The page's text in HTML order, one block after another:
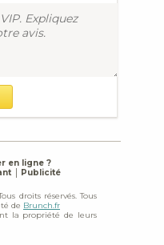
en ligne ?
Publicité
droits réservés. Tous
de Brunch.fr
la propriété de leurs